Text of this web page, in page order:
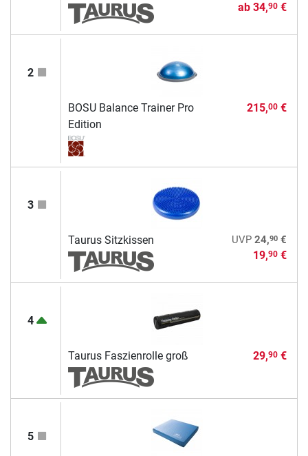
ab 34,90€
2
BOSU Balance Trainer Pro
Edition
215,00€
3
Taurus Sitzkissen UVP 24,90€
19,90€
4
Taurus Faszienrolle groß 29,90€
5